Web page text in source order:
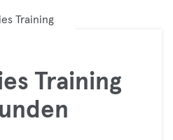
Training
Training